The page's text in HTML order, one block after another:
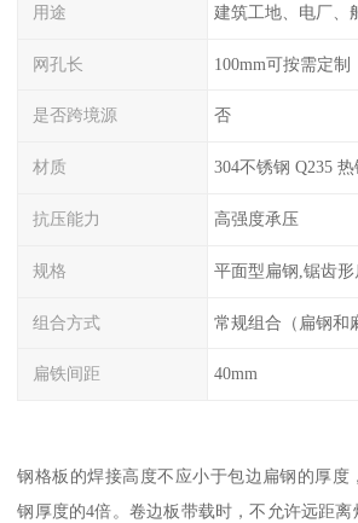
用途 建筑工地、电厂、
网孔长 100mm可按需定制
是否跨境源 否
材质 304不锈钢 Q235
抗压能力 高强度承压
规格 平面型扁钢,锯齿
组合方式 常规组合（扁钢和
扁铁间距 40mm
钢格板的焊接高度不应小于包边扁钢的厚度
钢厚度的4倍。卷边板带载时，不允许远距离